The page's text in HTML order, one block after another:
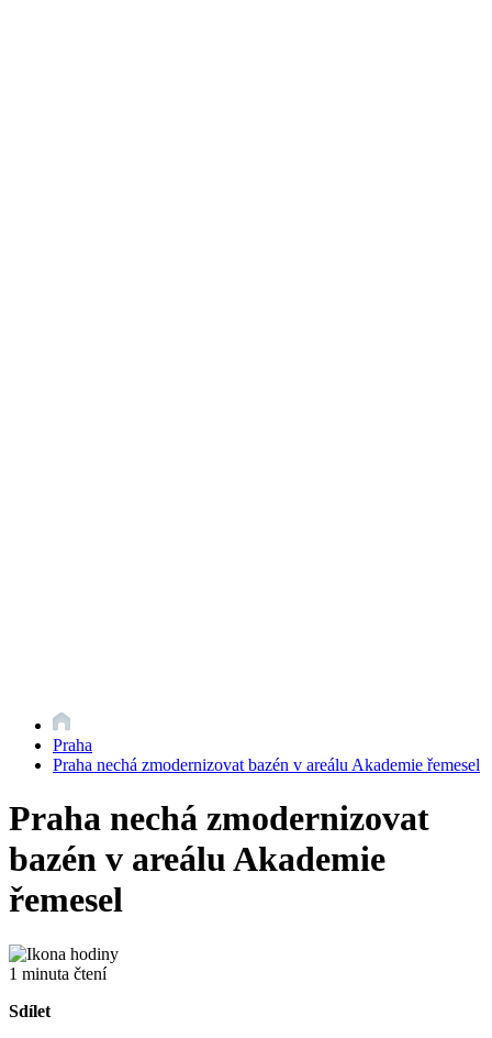
Praha
Praha nechá zmodernizovat bazén v areálu Akademie řemesel
Praha nechá zmodernizovat
bazén v areálu Akademie
řemesel
1 minuta čtení
Sdílet